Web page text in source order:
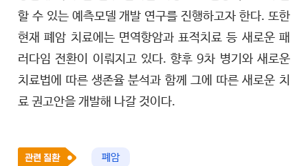
할 수 있는 예측모델 개발 연구를 진행하고자 한다. 또한
현재 폐암 치료에는 면역항암과 표적치료 등 새로운 패
러다임 전환이 이뤄지고 있다. 향후 9차 병기와 새로운
치료법에 따른 생존율 분석과 함께 그에 따른 새로운 치
료 권고안을 개발해 나갈 것이다.
폐암